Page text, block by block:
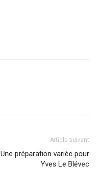
Article suivant
Une préparation variée pour
Yves Le Blévec